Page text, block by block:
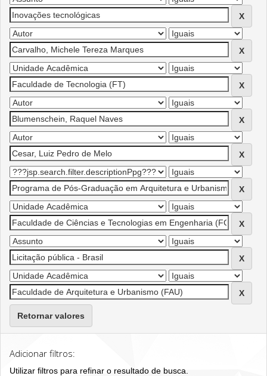
Retornar valores
Adicionar filtros:
Utilizar filtros para refinar o resultado de busca.